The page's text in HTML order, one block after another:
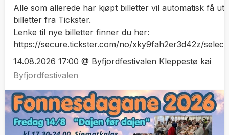
Alle som allerede har kjøpt billetter vil automatisk få
billetter fra Tickster.
Lenke til nye billetter finner du her:
https://secure.tickster.com/no/xky9fah2er3d42z/
14.08.2026 17:00 @ Byfjordfestivalen Kleppestø kai
Byfjordfestivalen